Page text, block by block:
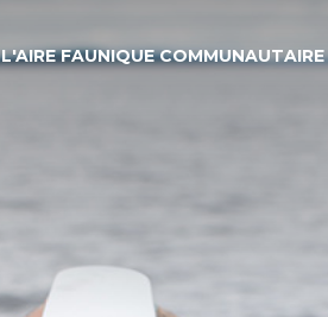
L'AIRE FAUNIQUE COMMUNAUTAIRE